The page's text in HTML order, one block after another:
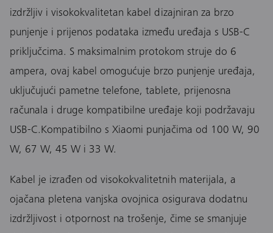
izdržljiv i visokokvalitetan kabel dizajniran za brzo
punjenje i prijenos podataka između uređaja s USB-C
priključcima. S maksimalnim protokom struje do 6
ampera, ovaj kabel omogućuje brzo punjenje uređaja,
uključujući pametne telefone, tablete, prijenosna
računala i druge kompatibilne uređaje koji podržavaju
USB-C.Kompatibilno s Xiaomi punjačima od 100 W, 90
W, 67 W, 45 W i 33 W.
Kabel je izrađen od visokokvalitetnih materijala, a
ojačana pletena vanjska ovojnica osigurava dodatnu
izdržljivost i otpornost na trošenje, čime se smanjuje